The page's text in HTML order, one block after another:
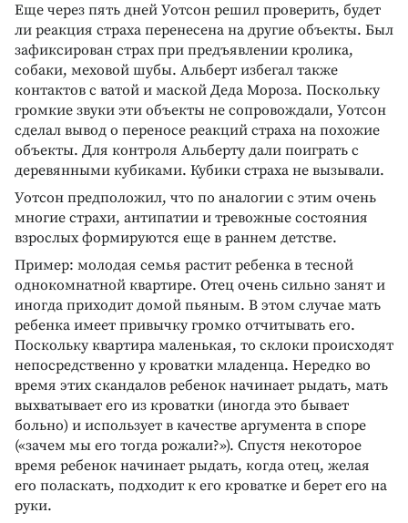
Еще через пять дней Уотсон решил проверить, будет
ли реакция страха перенесена на другие объекты. Был
зафиксирован страх при предъявлении кролика,
собаки, меховой шубы. Альберт избегал также
контактов с ватой и маской Деда Мороза. Поскольку
громкие звуки эти объекты не сопровождали, Уотсон
сделал вывод о переносе реакций страха на похожие
объекты. Для контроля Альберту дали поиграть с
деревянными кубиками. Кубики страха не вызывали.
Уотсон предположил, что по аналогии с этим очень
многие страхи, антипатии и тревожные состояния
взрослых формируются еще в раннем детстве.
Пример: молодая семья растит ребенка в тесной
однокомнатной квартире. Отец очень сильно занят и
иногда приходит домой пьяным. В этом случае мать
ребенка имеет привычку громко отчитывать его.
Поскольку квартира маленькая, то склоки происходят
непосредственно у кроватки младенца. Нередко во
время этих скандалов ребенок начинает рыдать, мать
выхватывает его из кроватки (иногда это бывает
больно) и использует в качестве аргумента в споре
(«зачем мы его тогда рожали?»). Спустя некоторое
время ребенок начинает рыдать, когда отец, желая
его поласкать, подходит к его кроватке и берет его на
руки.